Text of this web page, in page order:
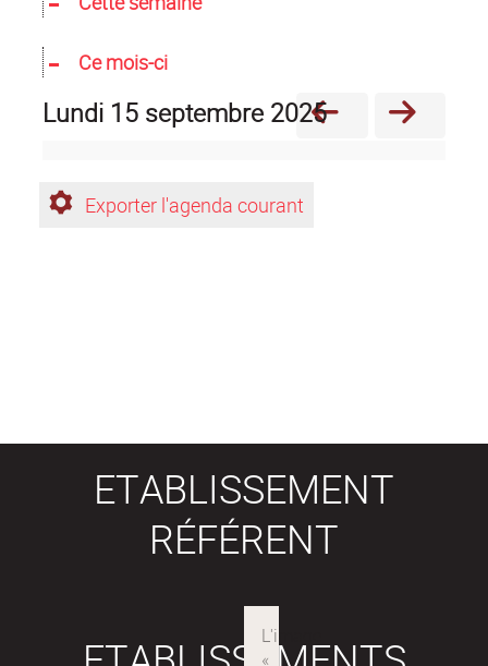
Ce mois-ci
lundi 15 septembre 2025
Exporter l'agenda courant
ETABLISSEMENT
RÉFÉRENT